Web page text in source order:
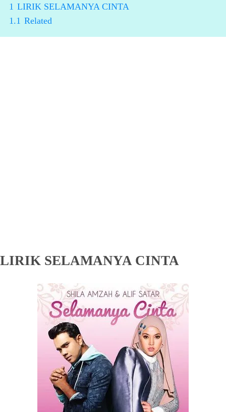
1 LIRIK SELAMANYA CINTA
1.1 Related
LIRIK SELAMANYA CINTA